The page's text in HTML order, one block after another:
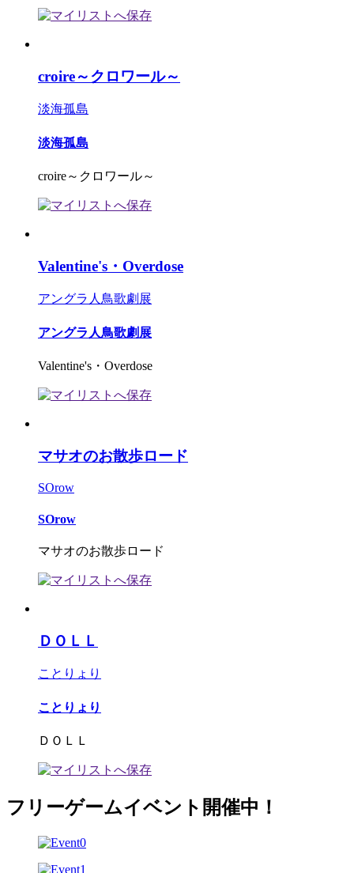
croire～クロワール～
淡海孤島
淡海孤島
croire～クロワール～
Valentine's・Overdose
アングラ人鳥歌劇展
アングラ人鳥歌劇展
Valentine's・Overdose
マサオのお散歩ロード
SOrow
SOrow
マサオのお散歩ロード
ＤＯＬＬ
ことりょり
ことりょり
ＤＯＬＬ
フリーゲームイベント開催中！